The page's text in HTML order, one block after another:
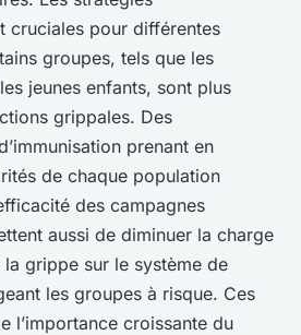
cruciales pour différentes
groupes, tels que les
jeunes enfants, sont plus
grippales. Des
prenant en
de chaque population
des campagnes
aussi de diminuer la charge
grippe sur le système de
les groupes à risque. Ces
l’importance croissante du